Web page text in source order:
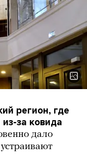
регион, где
за ковида
дало